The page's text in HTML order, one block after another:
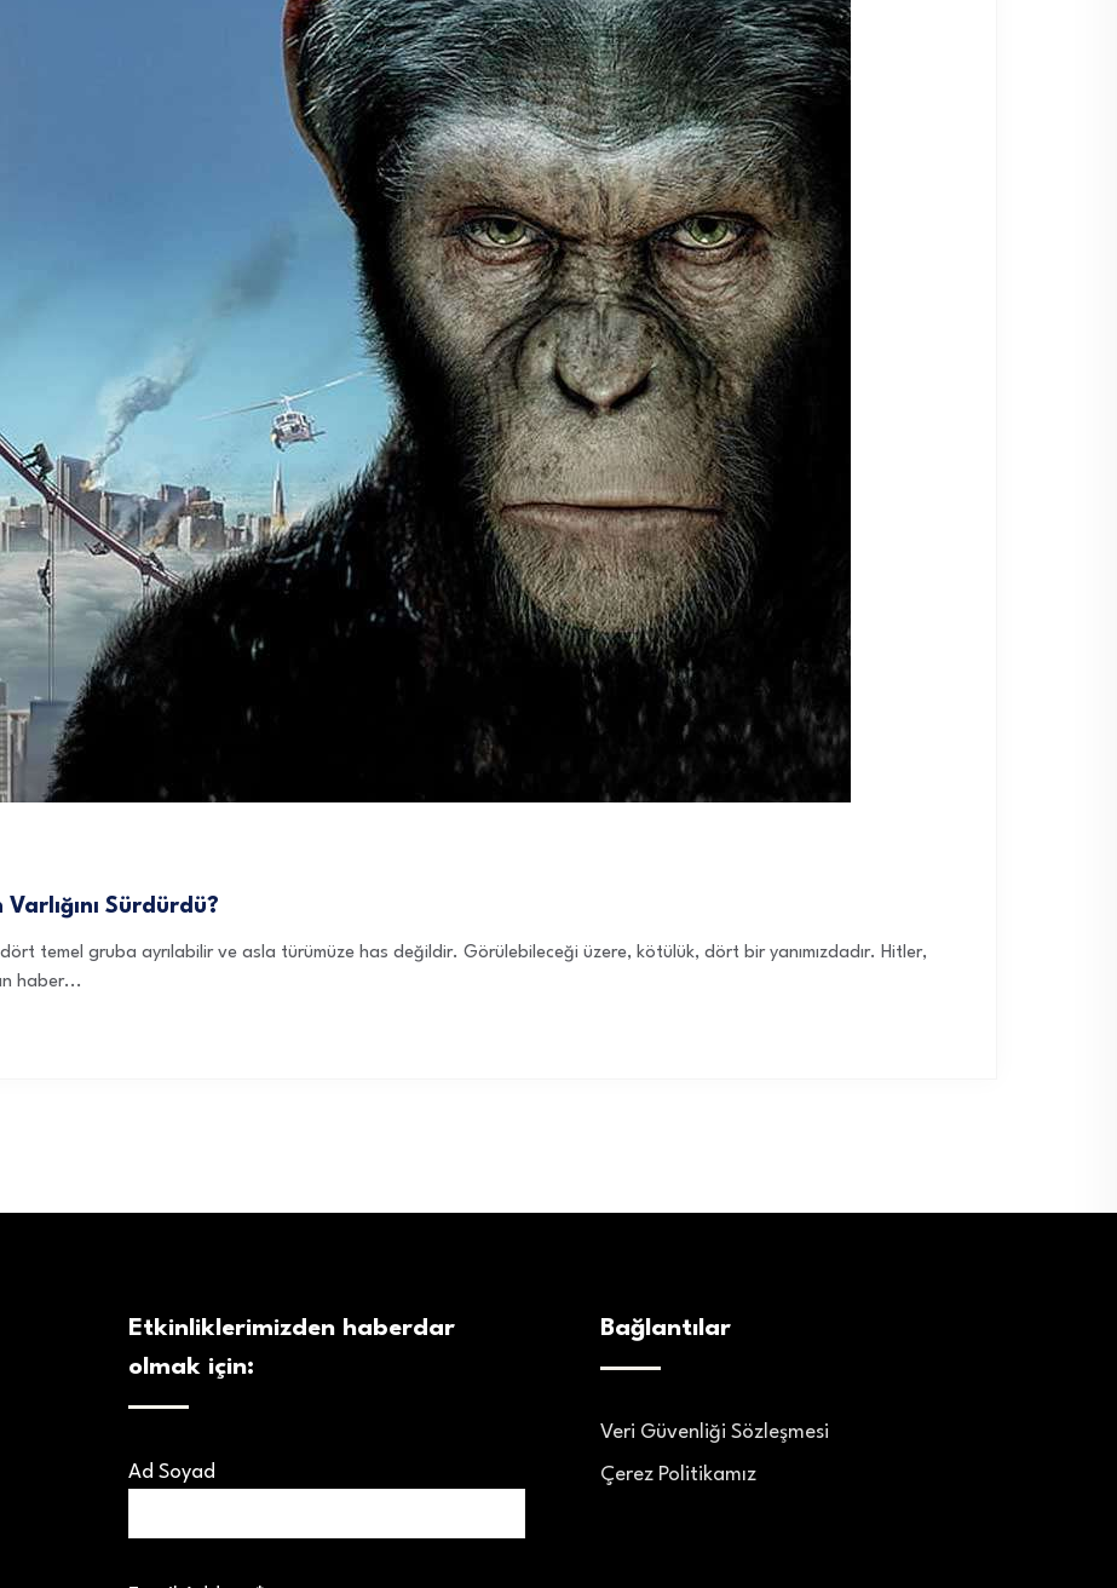
Sürdürdü?
temel gruba ayrılabilir ve asla türümüze has değildir. Görülebileceği üzere, kötülük, dört bir yanımızdadır. Hitler,
haber...
Etkinliklerimizden haberdar
olmak için:
Ad Soyad
Bağlantılar
Veri Güvenliği Sözleşmesi
Çerez Politikamız